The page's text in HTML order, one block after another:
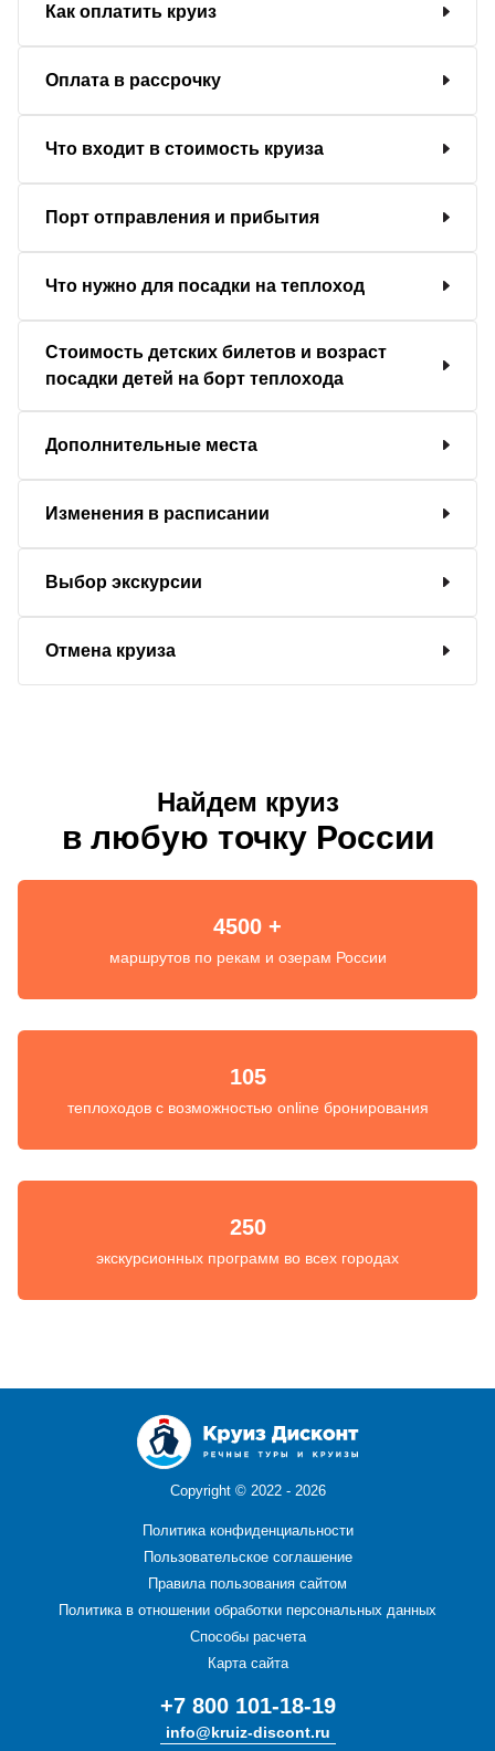
Как оплатить круиз
Оплата в рассрочку
Что входит в стоимость круиза
Порт отправления и прибытия
Что нужно для посадки на теплоход
Стоимость детских билетов и возраст
посадки детей на борт теплохода
Дополнительные места
Изменения в расписании
Выбор экскурсии
Отмена круиза
Найдем круиз
в любую точку России
4500 +
маршрутов по рекам и озерам России
105
теплоходов с возможностью online бронирования
250
экскурсионных программ во всех городах
Copyright © 2022 - 2026
Политика конфиденциальности
Пользовательское соглашение
Правила пользования сайтом
Политика в отношении обработки персональных данных
Способы расчета
Карта сайта
+7 800 101-18-19
info@kruiz-discont.ru